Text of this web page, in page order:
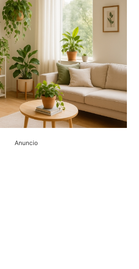
Anuncio